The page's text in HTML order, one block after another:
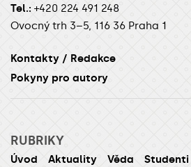
Tel.: +420 224 491 248
Ovocný trh 3–5, 116 36 Praha 1
Kontakty / Redakce
Pokyny pro autory
RUBRIKY
Úvod Aktuality Věda Studenti